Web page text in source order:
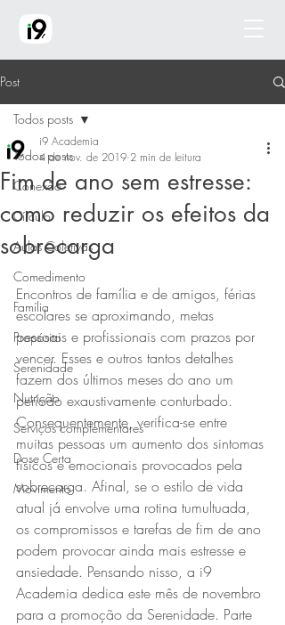
Post
Todos posts
Conexão
Círculo
Aulas Coletivas
Comedimento
Família
Propósito
Serenidade
Nutrição
Serviços complementares
Dose Certa
Movimento
Todos posts
Fim de ano sem estresse:
como reduzir os efeitos da
sobrecarga
i9 Academia
4 de nov. de 2019 2 min de leitura
Encontros de família e de amigos, férias
escolares se aproximando, metas
pessoais e profissionais com prazos por
vencer. Esses e outros tantos detalhes
fazem dos últimos meses do ano um
período exaustivamente conturbado.
Consequentemente, verifica-se entre
muitas pessoas um aumento dos sintomas
físicos e emocionais provocados pela
sobrecarga. Afinal, se o estilo de vida
atual já envolve uma rotina tumultuada,
os compromissos e tarefas de fim de ano
podem provocar ainda mais estresse e
ansiedade. Pensando nisso, a i9
Academia dedica este mês de novembro
para a promoção da Serenidade. Parte